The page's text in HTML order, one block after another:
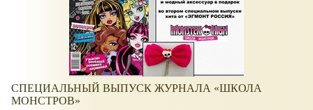
СПЕЦИАЛЬНЫЙ ВЫПУСК ЖУРНАЛА
ШКОЛА
МОНСТРОВ